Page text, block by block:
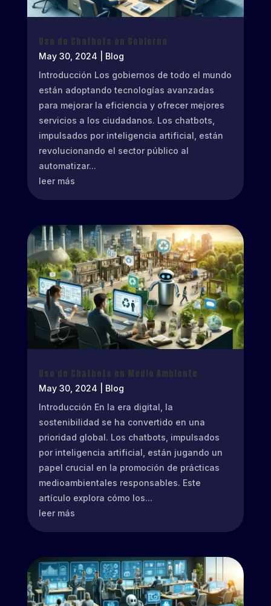
Uso de Chatbots en Gobierno
May 30, 2024
Blog
Introducción Los gobiernos de todo el mundo
están adoptando tecnologías avanzadas
para mejorar la eficiencia y ofrecer mejores
servicios a los ciudadanos. Los chatbots,
impulsados por inteligencia artificial, están
revolucionando el sector público al
automatizar...
leer más
Uso de Chatbots en Medio Ambiente
May 30, 2024
Blog
Introducción En la era digital, la
sostenibilidad se ha convertido en una
prioridad global. Los chatbots, impulsados
por inteligencia artificial, están jugando un
papel crucial en la promoción de prácticas
medioambientales responsables. Este
artículo explora cómo los...
leer más